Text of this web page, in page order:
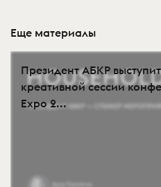
Еще материалы
Президент АБКР
креативной сессии
Expo 2...